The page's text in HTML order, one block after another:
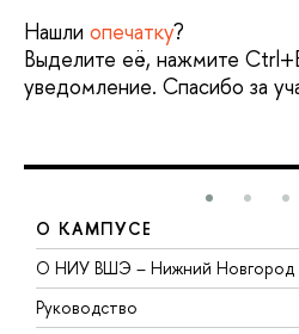
Нашли опечатку?
Выделите её, нажмите
уведомление. Спасибо за
О КАМПУСЕ
О НИУ ВШЭ – Нижний Новгород
Руководство